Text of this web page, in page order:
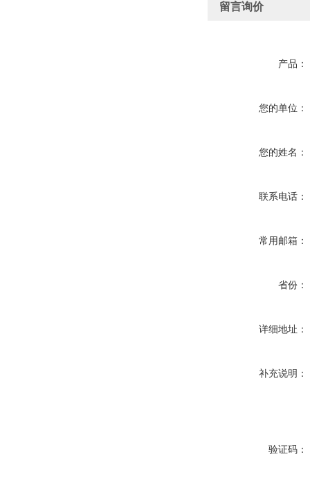
留言询价
产品：
您的单位：
您的姓名：
联系电话：
常用邮箱：
省份：
详细地址：
补充说明：
验证码：